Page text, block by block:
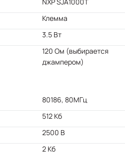
Клемма
3.5 Вт
120 Ом (выбирается
джампером)
80186, 80МГц
512 Кб
2500 В
2 Кб